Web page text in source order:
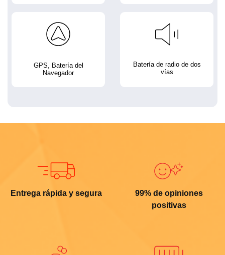
GPS, Batería del
Navegador
Batería de radio de dos
vías
Entrega rápida y segura
99% de opiniones
positivas